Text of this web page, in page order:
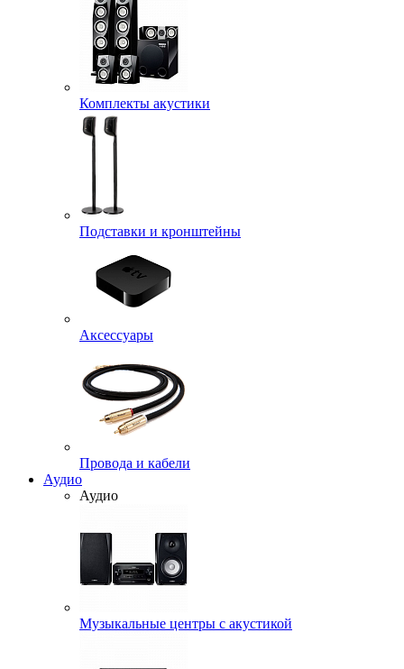
Комплекты акустики
Подставки и кронштейны
Аксессуары
Провода и кабели
Аудио
Аудио
Музыкальные центры с акустикой